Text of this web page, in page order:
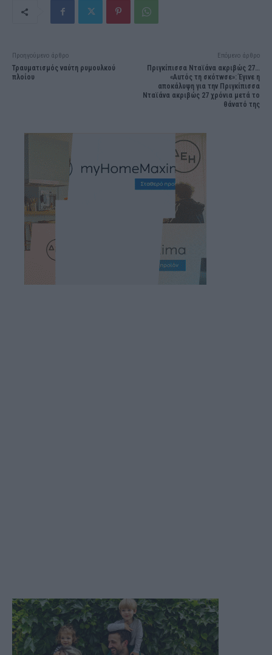
Προηγούμενο άρθρο
Τραυματισμός ναύτη ρυμουλκού
πλοίου
Επόμενο άρθρο
Πριγκίπισσα Νταϊάνα ακριβώς 27…
«Αuτός τη σκότwσε»: Έγινε η
αποκάλυψη για την Πριγκίπισσα
Νταϊάνα ακριβώς 27 χρόνια μετά το
θάνατό της